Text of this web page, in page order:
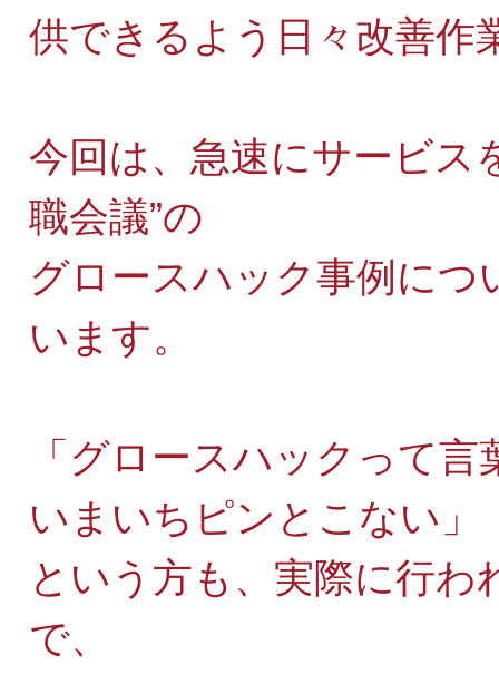
供できるよう日々改善作
今回は、急速にサービス
職会議”の
グロースハック事例に
います。
「グロースハックって
いまいちピンとこない」
という方も、実際に行
で、